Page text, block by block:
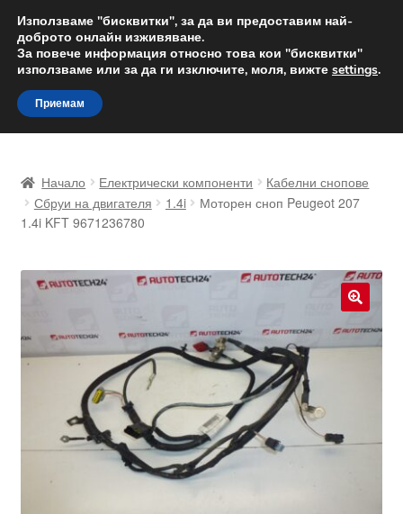
ДОСТАВКА от 12 лв.
Доставка по целия свят
Skip
to
navigation
Skip
to
content
Доставка по целия свят
За нас
Количка
Моята сметка
Плащанията
Начало Електрически компоненти
Кабелни снопове
Сбруи на двигателя
1.4i
Моторен сноп Peugeot 207
1.4i KFT 9671236780
🔍
Използваме "бисквитки", за да ви предоставим най-
доброто онлайн изживяване.
За повече информация относно това кои "бисквитки"
използваме или за да ги изключите, моля, вижте settings.
Приемам